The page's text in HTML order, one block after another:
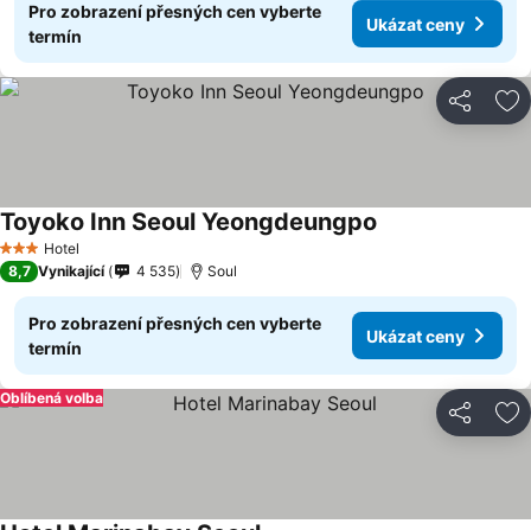
Pro zobrazení přesných cen vyberte
termín
Ukázat ceny
Sdílet
3 Počet hvězdiček
Hotel
Toyoko Inn Seoul Yeongdeungpo
8,7 Vynikající 4 535 Soul
Pro zobrazení přesných cen vyberte
termín
Ukázat ceny
Sdílet
Oblíbená volba